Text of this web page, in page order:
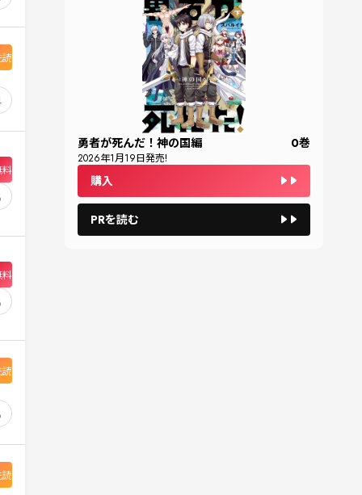
読
料
料
読
読
勇者が死んだ！神の国編 0巻
2026年1月19日発売!
購入
PRを読む